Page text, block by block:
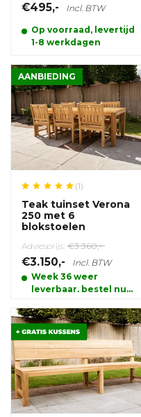
€495,- Incl. BTW
Op voorraad, levertijd
1-8 werkdagen
AANBIEDING
(1)
Teak tuinset Verona
250 met 6
blokstoelen
Adviesprijs: €3.360,-
€3.150,-
Incl. BTW
Week 36 weer
leverbaar, bestel nu
product.